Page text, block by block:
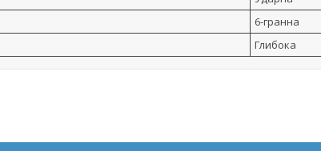
6-гранна
Глибока